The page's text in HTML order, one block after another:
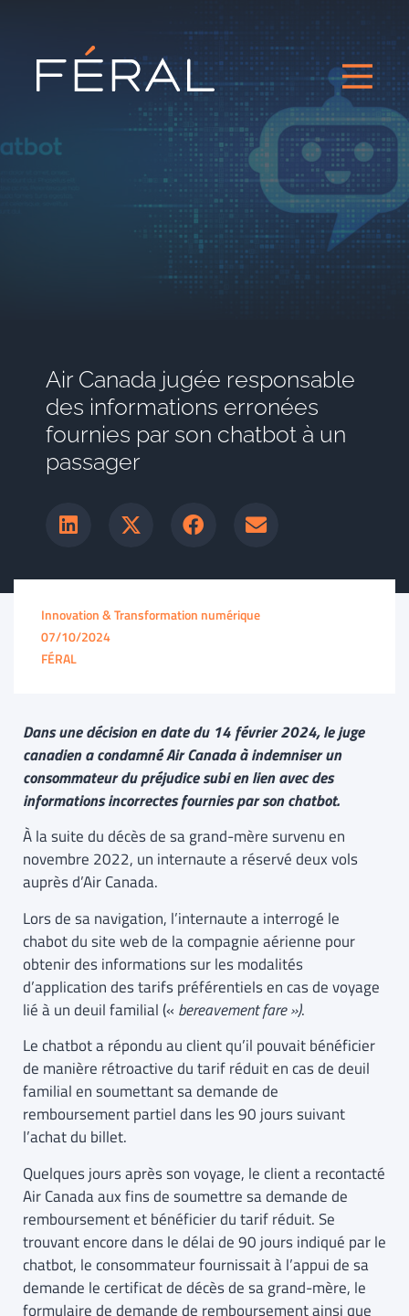
Air Canada jugée responsable
des informations erronées
fournies par son chatbot à un
passager
Innovation & Transformation numérique
07/10/2024
FÉRAL
Dans une décision en date du 14 février 2024, le juge
canadien a condamné Air Canada à indemniser un
consommateur du préjudice subi en lien avec des
informations incorrectes fournies par son chatbot.
À la suite du décès de sa grand-mère survenu en
novembre 2022, un internaute a réservé deux vols
auprès d’Air Canada.
Lors de sa navigation, l’internaute a interrogé le
chabot du site web de la compagnie aérienne pour
obtenir des informations sur les modalités
d’application des tarifs préférentiels en cas de voyage
lié à un deuil familial (« bereavement fare »).
Le chatbot a répondu au client qu’il pouvait bénéficier
de manière rétroactive du tarif réduit en cas de deuil
familial en soumettant sa demande de
remboursement partiel dans les 90 jours suivant
l’achat du billet.
Quelques jours après son voyage, le client a recontacté
Air Canada aux fins de soumettre sa demande de
remboursement et bénéficier du tarif réduit. Se
trouvant encore dans le délai de 90 jours indiqué par le
chatbot, le consommateur fournissait à l’appui de sa
demande le certificat de décès de sa grand-mère, le
formulaire de demande de remboursement ainsi que